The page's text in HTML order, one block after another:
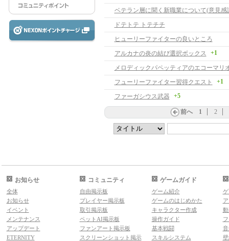
ベテラン層に聞く新職業について(意見感
ドテトテ トテチチ
ヒューリーファイターの良いところ
アルカナの炎の結び選択ボックス
+1
フューリーファイター習得クエスト +1
ファーガシウス武器 +5
前へ 1 2
お知らせ
全体
お知らせ
イベント
メンテナンス
アップデート
ETERNITY
コミュニティ
自由掲示板
プレイヤー掲示板
取引掲示板
ペットAI掲示板
ファンアート掲示板
スクリーンショット掲示
ゲームガイド
ゲーム紹介
ゲームのはじめかた
キャラクター作成
操作ガイド
基本戦闘
スキルシステム